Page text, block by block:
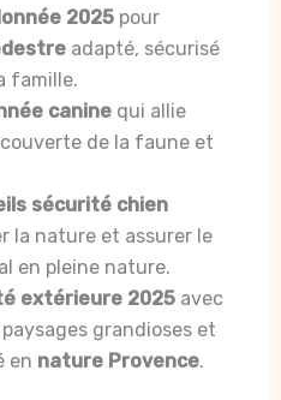
2025pour
adapté, sécurisé
famille.
caninequi allie
de la faune et
sécurité chien
la nature et assurer le
en pleine nature.
extérieure 2025avec
grandioses et
en nature Provence.